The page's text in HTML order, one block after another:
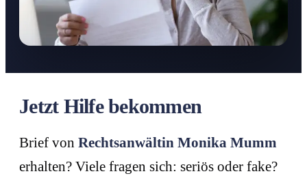
Jetzt Hilfe bekommen
Brief von Rechtsanwältin Monika Mumm
erhalten? Viele fragen sich: seriös oder fake?